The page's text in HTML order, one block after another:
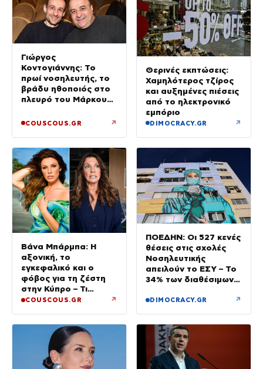
Γιώργος
Κοντογιάννης: Το
πρωί νοσηλευτής, το
βράδυ ηθοποιός στο
πλευρό του Μάρκου
COUSCOUS.GR ↗
Θερινές εκπτώσεις:
Χαμηλότερος τζίρος
και αυξημένες πιέσεις
από το ηλεκτρονικό
εμπόριο
DIMOCRACY.GR ↗
Βάνα Μπάρμπα: Η
αξονική, το
εγκεφαλικό και ο
φόβος για τη ζέστη
στην Κύπρο – Τι
τρέμουν οι γιατροί για
COUSCOUS.GR ↗
ΠΟΕΔΗΝ: Οι 527 κενές
θέσεις στις σχολές
Νοσηλευτικής
απειλούν το ΕΣΥ – Το
34% των διαθέσιμων
DIMOCRACY.GR ↗